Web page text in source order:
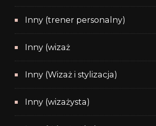
Inny (trener personalny)
Inny (wizaż
Inny (Wizaż i stylizacja)
Inny (wizażysta)